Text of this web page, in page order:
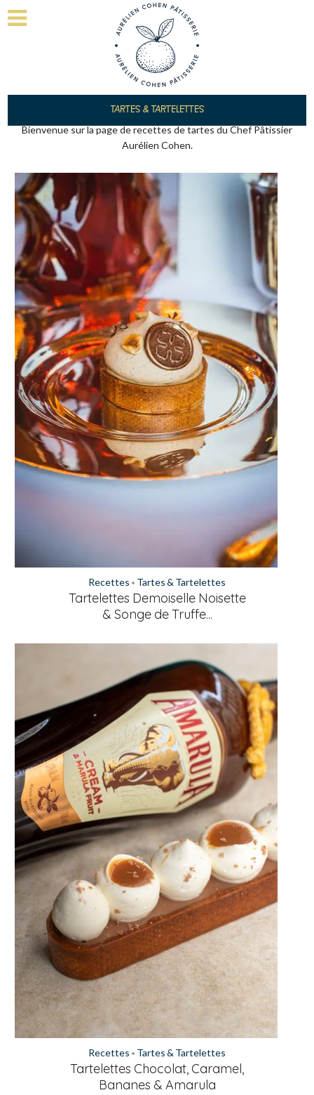
TARTES & TARTELETTES
Bienvenue sur la page de recettes de tartes du Chef Pâtissier
Aurélien Cohen.
Recettes • Tartes & Tartelettes
Tartelettes Demoiselle Noisette
& Songe de Truffe...
Recettes • Tartes & Tartelettes
Tartelettes Chocolat, Caramel,
Bananes & Amarula